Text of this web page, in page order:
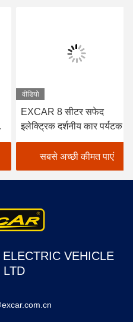
वीडियो
EXCAR 8 सीटर सफेद
इलेक्ट्रिक दर्शनीय कार पर्यटक
बस ऑनबोर्ड 17AH चार्जर के
साथ, शहर और रिसॉर्ट क्षेत्रों के
लिए उपयुक्त
सबसे अच्छी कीमत पाएं
VEHICLE
LTD